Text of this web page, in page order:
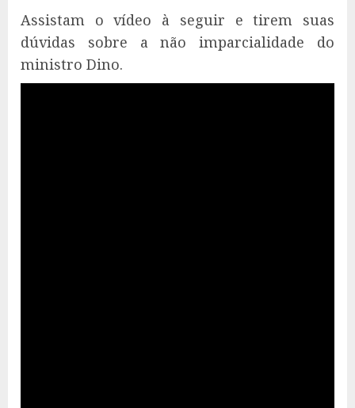
Assistam o vídeo à seguir e tirem suas
dúvidas sobre a não imparcialidade do
ministro Dino.